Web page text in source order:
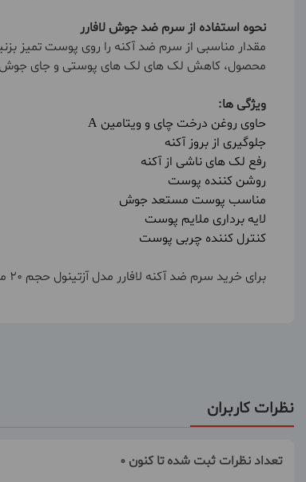
نحوه استفاده از سرم ضد جوش لافارر
محصول، کاهش لک های لک های پوستی و جای جوش
ویژگی ها:
حاوی روغن درخت چای و ویتامین A
جلوگیری از بروز آکنه
رفع لک های ناشی از آکنه
روشن کننده پوست
مناسب پوست مستعد جوش
لایه برداری ملایم پوست
کنترل کننده چربی پوست
برای خرید سرم ضد آکنه لافارر مدل آزتینول حجم 20 میل می توانید این محصول فوق العاده را از سایت فروشگاه اینترنتی سین دخت با بهترین قیمت خریداری نمایید
نظرات کاربران
تعداد نظرات ثبت شده تا کنون 0